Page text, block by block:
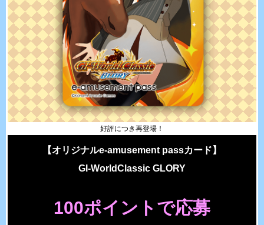
好評につき再登場！
【オリジナルe-amusement passカード】
GI-WorldClassic GLORY
100ポイントで応募